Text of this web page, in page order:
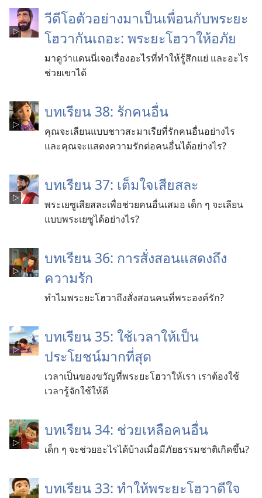
วีดีโอตัวอย่างมาเป็นเพื่อนกับพระยะ
โฮวากันเถอะ: พระยะโฮวาให้อภัย
มาดูว่าแดนนี่เจอเรื่องอะไรที่ทำให้รู้สึกแย่ และอะไร
ช่วยเขาได้
บทเรียน 38: รักคนอื่น
คุณจะเลียนแบบชาวสะมาเรียที่รักคนอื่นอย่างไร
และคุณจะแสดงความรักต่อคนอื่นได้อย่างไร?
บทเรียน 37: เต็มใจเสียสละ
พระเยซูเสียสละเพื่อช่วยคนอื่นเสมอ เด็ก ๆ จะเลียน
แบบพระเยซูได้อย่างไร?
บทเรียน 36: การสั่งสอนแสดงถึง
ความรัก
ทำไมพระยะโฮวาถึงสั่งสอนคนที่พระองค์รัก?
บทเรียน 35: ใช้เวลาให้เป็น
ประโยชน์มากที่สุด
เวลาเป็นของขวัญที่พระยะโฮวาให้เรา เราต้องใช้
เวลารู้จักใช้ให้ดี
บทเรียน 34: ช่วยเหลือคนอื่น
เด็ก ๆ จะช่วยอะไรได้บ้างเมื่อมีภัยธรรมชาติเกิดขึ้น?
บทเรียน 33: ทำให้พระยะโฮวาดีใจ